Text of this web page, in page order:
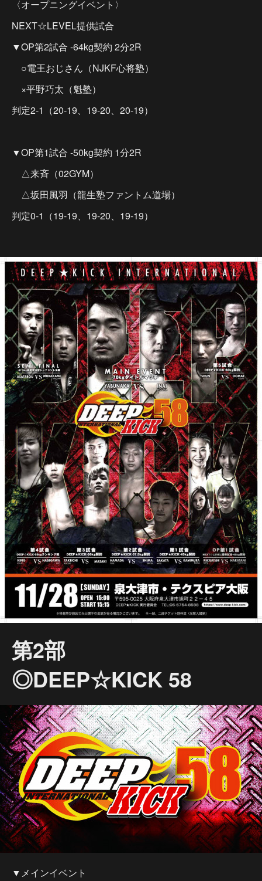
〈オープニングイベント〉
NEXT☆LEVEL提供試合
▼OP第2試合 -64kg契約 2分2R
○電王おじさん（NJKF心将塾）
×平野巧太（魁塾）
判定2-1（20-19、19-20、20-19）
▼OP第1試合 -50kg契約 1分2R
△来斉（02GYM）
△坂田風羽（龍生塾ファントム道場）
判定0-1（19-19、19-20、19-19）
第2部
◎DEEP☆KICK 58
▼メインイベント